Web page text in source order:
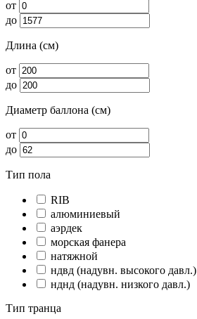
от
до
Длина (см)
от
до
Диаметр баллона (см)
от
до
Тип пола
RIB
алюминиевый
аэрдек
морская фанера
натяжной
ндвд (надувн. высокого давл.)
нднд (надувн. низкого давл.)
Тип транца